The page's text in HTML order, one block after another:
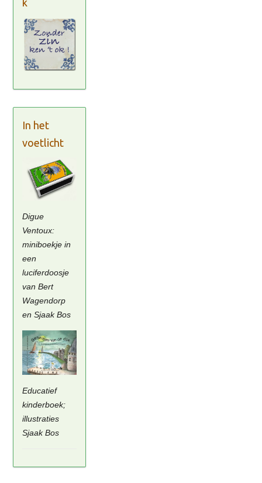
In het
voetlicht
Digue
Ventoux:
miniboekje in
een
luciferdoosje
van Bert
Wagendorp
en Sjaak Bos
Educatief
kinderboek;
illustraties
Sjaak Bos